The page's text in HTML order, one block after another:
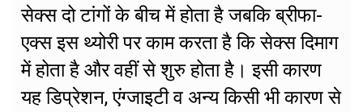
सेक्स दो टांगों के बीच में होता है जबकि ब्रीफा-
एक्स इस थ्योरी पर काम करता है कि सेक्स दिमाग
में होता है और वहीं से शुरु होता है। इसी कारण
यह डिप्रेशन, एंग्जाइटी व अन्य किसी भी कारण से